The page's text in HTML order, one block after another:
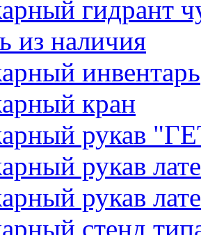
гидрант
из наличия
инвентарь
кран
рукав
рукав
рукав
стенд